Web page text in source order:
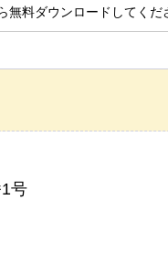
料ダウンロードしてくだ
号